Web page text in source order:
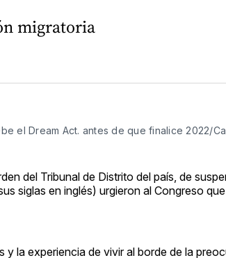
migratoria
el Dream Act. antes de que finalice 2022/
del Tribunal de Distrito del país, de
siglas en inglés) urgieron al Congreso
la experiencia de vivir al borde de la